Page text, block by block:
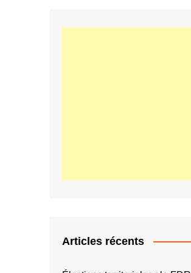
Articles récents